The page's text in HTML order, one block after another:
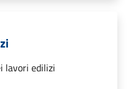
lavori edilizi